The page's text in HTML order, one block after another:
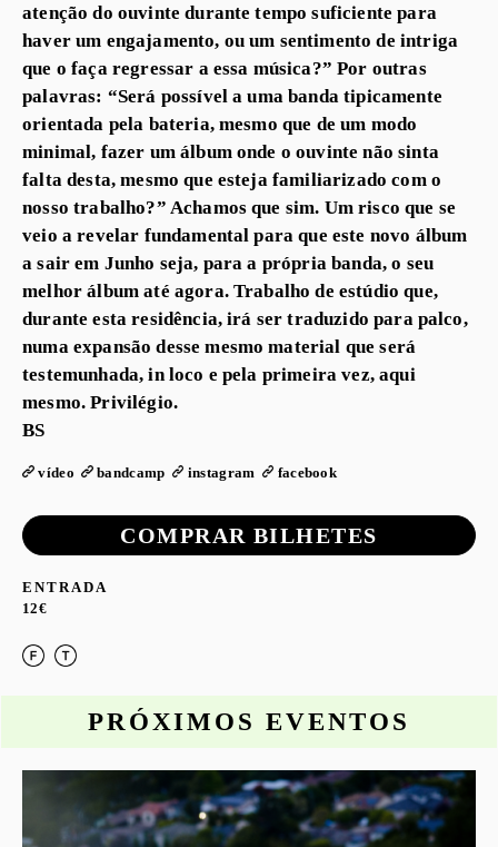
atenção do ouvinte durante tempo suficiente para
haver um engajamento, ou um sentimento de intriga
que o faça regressar a essa música?” Por outras
palavras: “Será possível a uma banda tipicamente
orientada pela bateria, mesmo que de um modo
minimal, fazer um álbum onde o ouvinte não sinta
falta desta, mesmo que esteja familiarizado com o
nosso trabalho?” Achamos que sim. Um risco que se
veio a revelar fundamental para que este novo álbum
a sair em Junho seja, para a própria banda, o seu
melhor álbum até agora. Trabalho de estúdio que,
durante esta residência, irá ser traduzido para palco,
numa expansão desse mesmo material que será
testemunhada, in loco e pela primeira vez, aqui
mesmo. Privilégio.
BS
vídeo bandcamp instagram facebook
COMPRAR BILHETES
ENTRADA
12€
PRÓXIMOS EVENTOS